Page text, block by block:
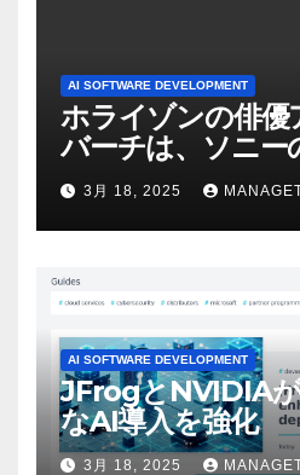
AI SOFTWARE DEVELOPMENT
ホライゾンの俳優
バーチは、ソニー
ビデオを見て「ゲ
マンスという芸術
感じた」と語る –
3月 18, 2025
AI SOFTWARE DEVELOPMENT
JFrogとNVIDIA
なAI導入を強化
3月 18, 2025